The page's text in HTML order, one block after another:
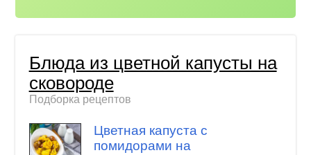
Блюда из цветной капусты на
сковороде
Подборка рецептов
Цветная капуста с
помидорами на